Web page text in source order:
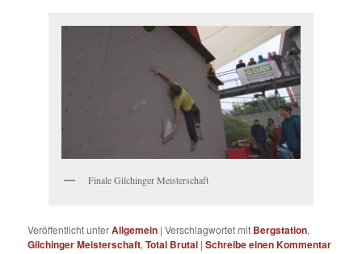
Finale Gilchinger Meisterschaft
Veröffentlicht unterAllgemein |Verschlagwortet mit Bergstation,
Gilchinger Meisterschaft,Total Brutal |Schreibe einen Kommentar